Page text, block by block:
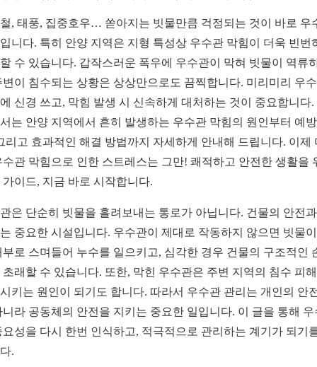
, 태풍, 집중호우… 쏟아지는 빗물만큼 걱정되는 것이 바로 우
니다. 특히 안양 지역은 지형 특성상 우수관 막힘이 더욱 빈번
수 있습니다. 갑작스러운 폭우에 우수관이 막혀 빗물이 역류
변이 침수되는 상황은 상상만으로도 끔찍합니다. 미리미리 우
신경 쓰고, 막힘 발생 시 신속하게 대처하는 것이 중요합니다.
는 안양 지역에서 흔히 발생하는 우수관 막힘의 원인부터 예
리고 효과적인 해결 방법까지 자세하게 안내해 드립니다. 이제
수관 막힘으로 인한 스트레스는 그만! 쾌적하고 안전한 생활을
가이드, 지금 바로 시작합니다.
은 단순히 빗물을 흘려보내는 통로가 아닙니다. 건물의 안전
중요한 시설입니다. 우수관이 제대로 작동하지 않으면 빗물
부로 스며들어 누수를 일으키고, 심각한 경우 건물의 구조적인
초래할 수 있습니다. 또한, 막힌 우수관은 주변 지역의 침수 피
키는 원인이 되기도 합니다. 따라서 우수관 관리는 개인의 안
니라 공동체의 안전을 지키는 중요한 일입니다. 이 글을 통해 우
요성을 다시 한번 인식하고, 적극적으로 관리하는 계기가 되기
.